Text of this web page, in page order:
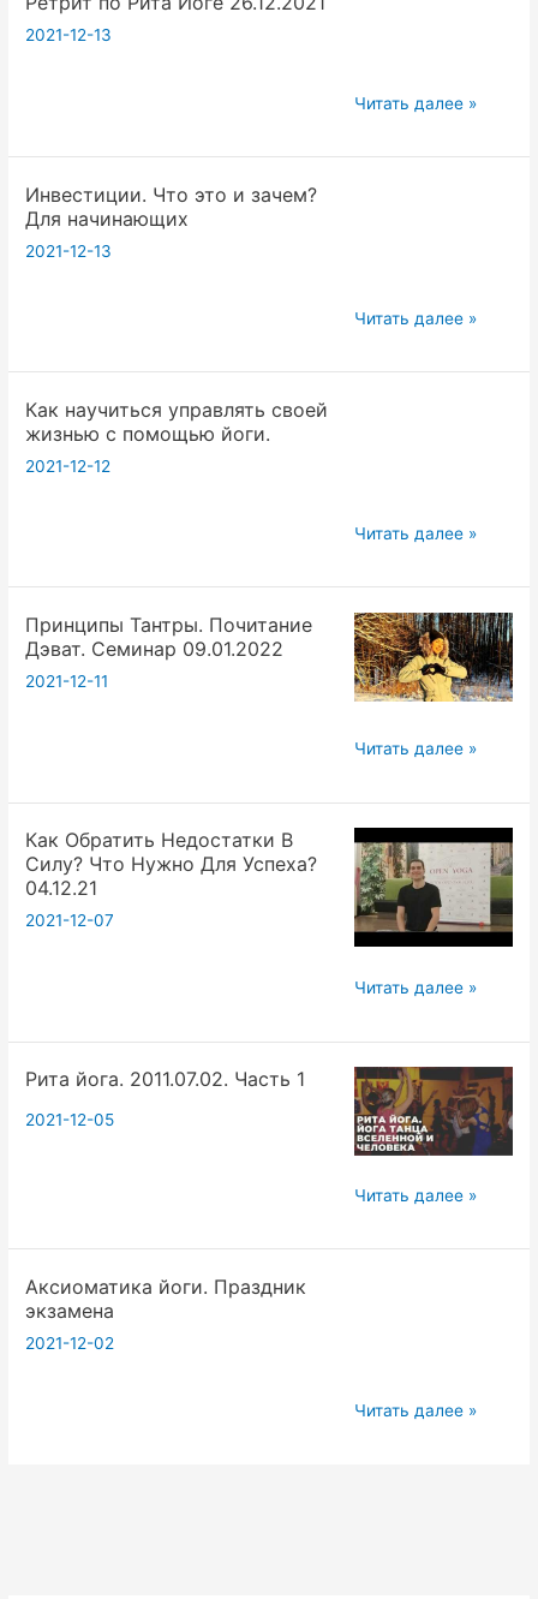
2021-12-13
Ретрит
Рита
Читать далее »
Инвестиции. Что это и зачем?
Для начинающих
2021-12-13
Инвестиции.
это
Читать далее »
Как научиться управлять своей
жизнью с помощью йоги.
2021-12-12
Как
управлять
своей
жизнью
с
йоги.
Читать далее »
Принципы Тантры. Почитание
Дэват. Семинар 09.01.2022
2021-12-11
Принципы
Почитание
Семинар
09.01.2022
Читать далее »
Как Обратить Недостатки В
Силу? Что Нужно Для Успеха?
04.12.21
2021-12-07
Как
Недостатки
В
Силу?
Что
Для
Читать далее »
Рита йога. 2011.07.02. Часть 1
2021-12-05
Рита
2011.07.02.
Читать далее »
Аксиоматика йоги. Праздник
экзамена
2021-12-02
Аксиоматика
Читать далее »